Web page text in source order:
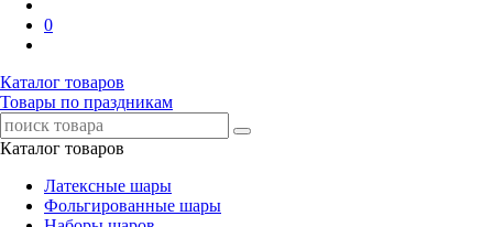
0
Каталог товаров
Товары по праздникам
Каталог товаров
Латексные шары
Фольгированные шары